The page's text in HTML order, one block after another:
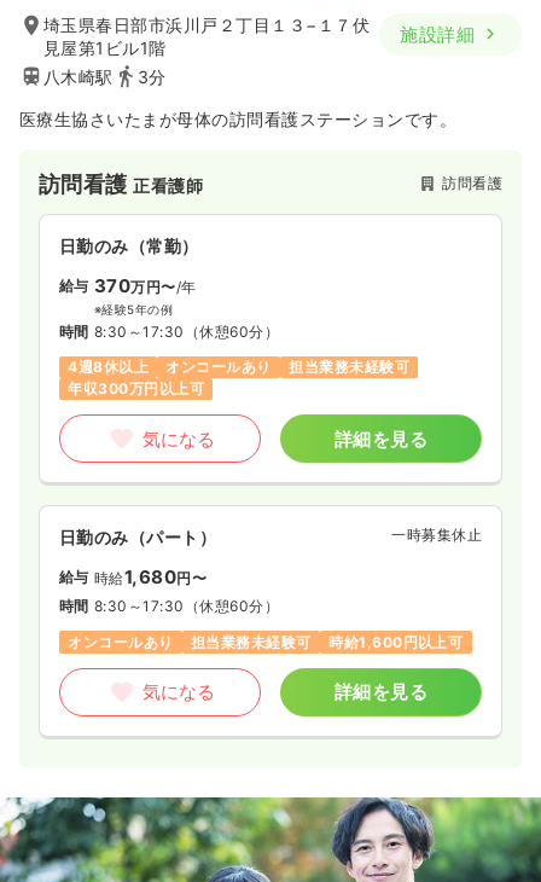
埼玉県春日部市浜川戸２丁目１３−１７伏
見屋第1ビル1階
八木崎駅
3分
施設詳細
医療生協さいたまが母体の訪問看護ステーションです。
訪問看護正看護師 訪問看護
日勤のみ（常勤）
給与 370万円〜/年
※経験5年の例
時間 8:30～17:30 （休憩60分）
4週8休以上
オンコールあり
担当業務未経験可
年収300万円以上可
気になる 詳細を見る
日勤のみ（パート） 一時募集休止
給与 時給1,680円〜
時間 8:30～17:30 （休憩60分）
オンコールあり
担当業務未経験可 時給1,600円以上可
気になる 詳細を見る